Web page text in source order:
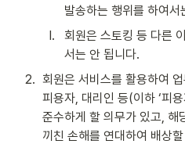
발송하는 행위를 하여서
l.
회원은 스토킹 등 다른
서는 안 됩니다.
2. 회원은 서비스를 활용하여
피용자, 대리인 등(이하 ‘피
준수하게 할 의무가 있고, 해
끼친 손해를 연대하여 배상